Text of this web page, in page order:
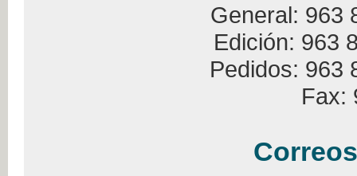
General: 963
Edición: 963
Pedidos: 963
Fax: